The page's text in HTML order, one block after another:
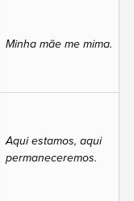
Minha mãe me mima.
Aqui estamos, aqui
permaneceremos.